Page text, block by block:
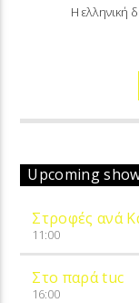
Η ελληνική
Upcoming
Στροφές ανά
11:00
Στο παρά tuc
16:00